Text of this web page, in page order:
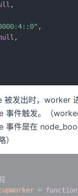
,
,
,
被发出时，worker
事件触发。（
事件是在
= function